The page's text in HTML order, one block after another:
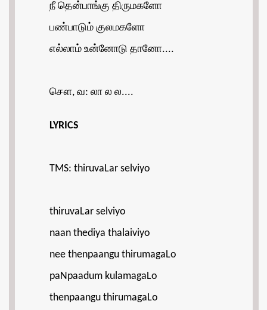
நீ தென்பாங்கு திருமகளோ
பண்பாடும் குலமகளோ
எல்லாம் உன்னோடு தானோ....
சௌ, வ: லா ல ல....
LYRICS
TMS: thiruvaLar selviyo
thiruvaLar selviyo
naan thediya thalaiviyo
nee thenpaangu thirumagaLo
paNpaadum kulamagaLo
thenpaangu thirumagaLo